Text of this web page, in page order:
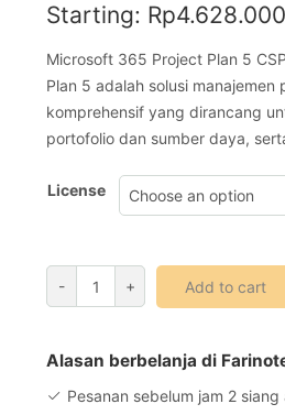
Starting: Rp4.628.000
Microsoft 365 Project Plan 5
Plan 5 adalah solusi
komprehensif yang dirancang
portofolio dan sumber daya,
License
-
Microsoft
365
Plan
+ Add to cart
Alasan berbelanja di
Pesanan sebelum jam 2